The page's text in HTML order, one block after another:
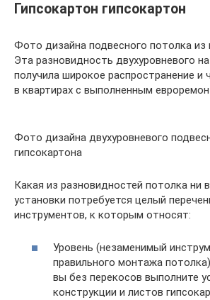
Гипсокартон гипсокартон
Фото дизайна подвесного потолка из
Эта разновидность двухуровневого
получила широкое распространение и
в квартирах с выполненным
Фото дизайна двухуровневого
гипсокартона
Какая из разновидностей потолка ни
установки потребуется целый
инструментов, к которым относят:
Уровень (незаменимый
правильного монтажа
вы без перекосов выполните
конструкции и листов